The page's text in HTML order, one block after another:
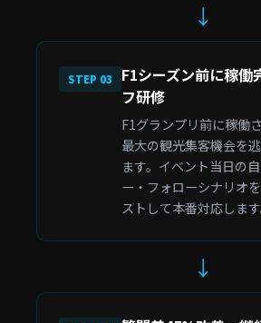
↓
STEP 03
F1シーズン前に稼働
フ研修
F1グランプリ前に稼働
最大の観光集客機会を
ます。イベント当日の
ー・フォローシナリオ
ストして本番対応します
↓